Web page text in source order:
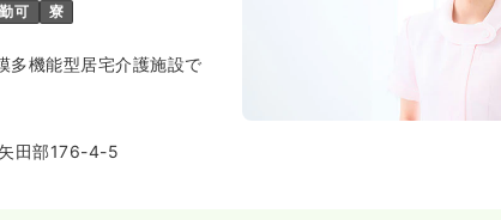
可 寮
多機能型居宅介護施設で
田部176-4-5